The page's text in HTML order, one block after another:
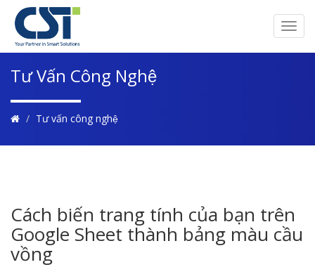
Tư Vấn Công Nghệ
Tư vấn công nghệ
Cách biến trang tính của bạn trên
Google Sheet thành bảng màu cầu
vồng